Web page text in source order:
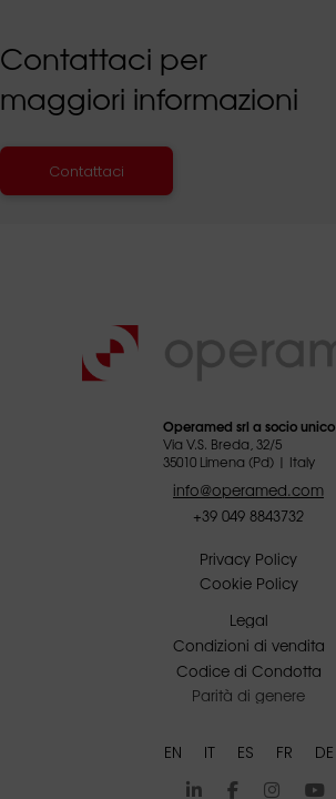
Contattaci per
maggiori informazioni
Contattaci
Operamed srl a socio unico
Via V.S. Breda, 32/5
35010 Limena (Pd) | Italy
info@operamed.com
+39 049 8843732
Privacy Policy
Cookie Policy
Legal
Condizioni di vendita
Codice di Condotta
Parità di genere
EN IT ES FR DE